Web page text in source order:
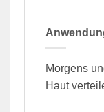
Morgens
Haut